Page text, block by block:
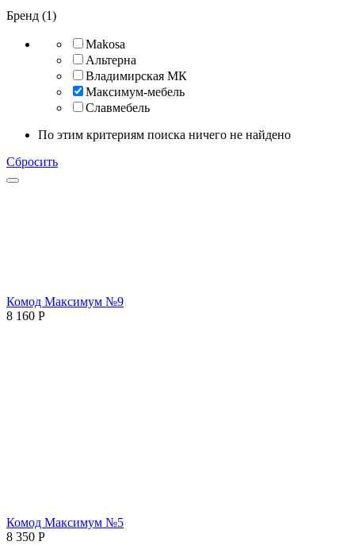
Бренд (1)
Makosa
Альтерна
Владимирская МК
Максимум-мебель
Славмебель
По этим критериям поиска ничего не найдено
Сбросить
Комод Максимум №9
8 160 Р
Комод Максимум №5
8 350 Р